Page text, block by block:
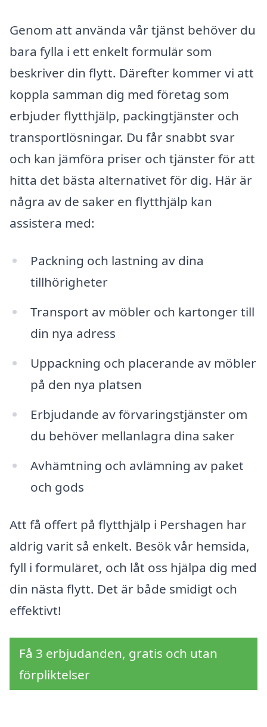
Genom att använda vår tjänst behöver du
bara fylla i ett enkelt formulär som
beskriver din flytt. Därefter kommer vi att
koppla samman dig med företag som
erbjuder flytthjälp, packingtjänster och
transportlösningar. Du får snabbt svar
och kan jämföra priser och tjänster för att
hitta det bästa alternativet för dig. Här är
några av de saker en flytthjälp kan
assistera med:
Packning och lastning av dina
tillhörigheter
Transport av möbler och kartonger till
din nya adress
Uppackning och placerande av möbler
på den nya platsen
Erbjudande av förvaringstjänster om
du behöver mellanlagra dina saker
Avhämtning och avlämning av paket
och gods
Att få offert på flytthjälp i Pershagen har
aldrig varit så enkelt. Besök vår hemsida,
fyll i formuläret, och låt oss hjälpa dig med
din nästa flytt. Det är både smidigt och
effektivt!
Få 3 erbjudanden, gratis och utan
förpliktelser